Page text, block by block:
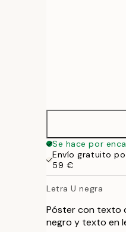
50x70 cm
Se hace por
Envío gratuito
59 €
Letra U negra
Póster con texto
negro y texto en